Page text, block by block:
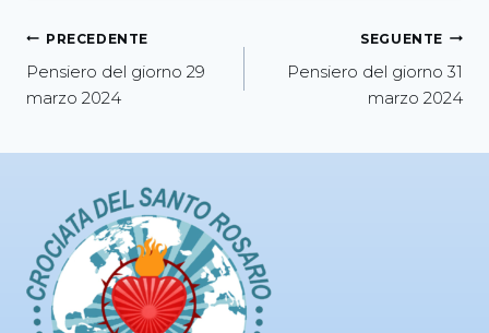
PRECEDENTE
Pensiero del giorno 29
marzo 2024
SEGUENTE
Pensiero del giorno 31
marzo 2024